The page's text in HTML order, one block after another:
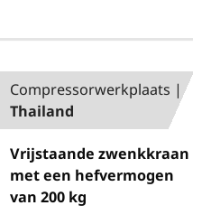
Compressorwerkplaats |
Thailand
Vrijstaande zwenkkraan
met een hefvermogen
van 200 kg